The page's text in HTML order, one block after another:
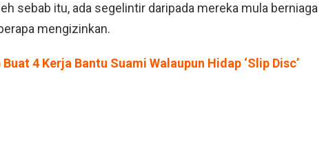
sebab itu, ada segelintir daripada mereka mula berniaga
mengizinkan.
4 Kerja Bantu Suami Walaupun Hidap ‘Slip Disc’